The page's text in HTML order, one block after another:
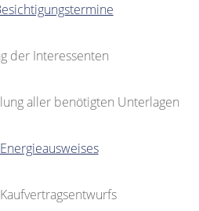
der Interessenten
aller benötigten Unterlagen
Energieausweises